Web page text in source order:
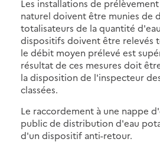
Les installations de
naturel doivent être munies de
totalisateurs de la quantité
dispositifs doivent être relevés
le débit moyen prélevé est
résultat de ces mesures doit
la disposition de l'inspecteur
classées.
Le raccordement à une nappe
public de distribution d'eau
d'un dispositif anti-retour.